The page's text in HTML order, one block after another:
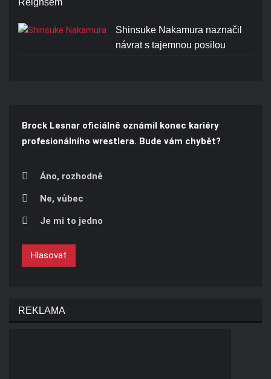
Reignsem
Shinsuke Nakamura naznačil
návrat s tajemnou posilou
Brock Lesnar oficiálně oznámil konec kariéry
profesionálního wrestlera. Bude vám chybět?
Áno, rozhodně
Ne, vůbec
Je mi to jedno
Hlasovat
REKLAMA